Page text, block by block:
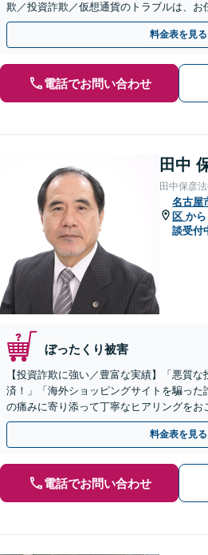
欺／投資詐欺／仮想通貨のトラブルは、お
のみで解決も可能！
料金表を見る
電話でお問い合わせ
田中
田中保彦
名古屋
区 か
談受付
ぼったくり被害
【投資詐欺に強い／豊富な実績】「悪質
済！」「海外ショッピングサイトを騙った
の痛みに寄り添って丁寧なヒアリングをお
金が得られるよう尽力します！
料金表を見る
電話でお問い合わせ